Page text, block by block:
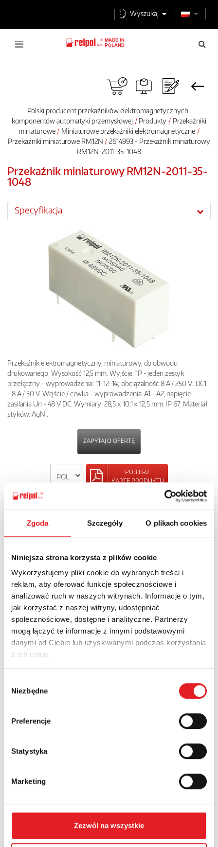
Zgoda Szczegóły O plikach cookies
Niniejsza strona korzysta z plików cookie
Wykorzystujemy pliki cookie do wybranych treści i
reklam, aby oferować funkcje społecznościowe i
analizować ruch w naszych witrynach. Informacje o tym,
jak korzystać z naszej witryny, udostępniać
społecznościowe, dostępne i analityczne. Partnerzy
mogą łączyć te informacje z innymi podstawowymi
danymi od Ciebie lub uzyskiwanymi podczas korzystania
z ich usług.
zgody
Niezbędne
Preferencje
Statystyka
Marketing
Zezwól na wszystkie
Wyszukaj
Polski producent przekaźników elektromagnetycznych i
komponentów automatyki przemysłowej
Produkty
Przekaźniki
miniaturowe
Miniaturowe przekaźniki elektromagnetyczne
Przekaźniki miniaturowe RM12N
2614993 - Przekaźnik miniaturowy
RM12N-2011-35-1048
Przekaźnik miniaturowy RM12N-2011-35-
1048
Specyfikacja
Przekaźnik elektromagnetyczny, miniaturowy, do obwodu
drukowanego. Wysokość 12,5 mm. Wyjście: 1P - jeden zestyk
przełączny - wyprowadzenia: 11-12-14; obciążalność 8 A / 250 V; DC1
- 8 A / 30 V. Wejście / cewka - wyprowadzenia: A1 - A2, napięcie
zasilania Un - 48 V DC. Wymiary: 28,5 x 10,1 x 12,5 mm. IP 67. Materiał
styków: AgNi.
ZAPYTAJ O OFERTĘ
POBIERZ
KARTĘ PRODUKTU
POWRÓT
Zapytaj o szczegóły oferty
Imię i nazwisko: *
Adres e-mail: *
Nazwa firmy:
Treść: *